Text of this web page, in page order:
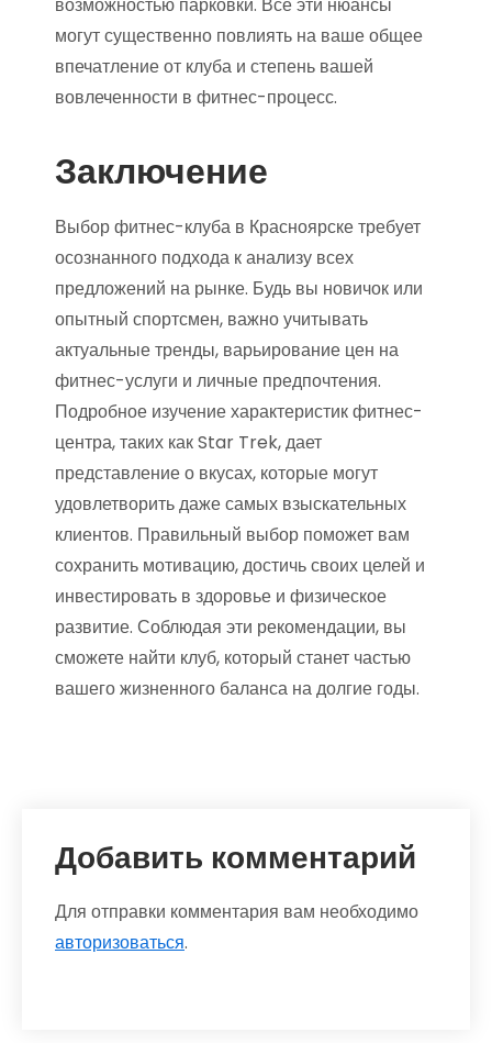
могут существенно повлиять на ваше общее
впечатление от клуба и степень вашей
вовлеченности в фитнес-процесс.
Заключение
Выбор фитнес-клуба в Красноярске требует
осознанного подхода к анализу всех
предложений на рынке. Будь вы новичок или
опытный спортсмен, важно учитывать
актуальные тренды, варьирование цен на
фитнес-услуги и личные предпочтения.
Подробное изучение характеристик фитнес-
центра, таких как Star Trek, дает
представление о вкусах, которые могут
удовлетворить даже самых взыскательных
клиентов. Правильный выбор поможет вам
сохранить мотивацию, достичь своих целей и
инвестировать в здоровье и физическое
развитие. Соблюдая эти рекомендации, вы
сможете найти клуб, который станет частью
вашего жизненного баланса на долгие годы.
Добавить комментарий
Для отправки комментария вам необходимо
авторизоваться.